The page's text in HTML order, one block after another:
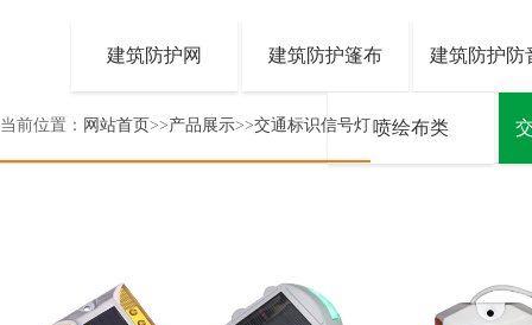
建筑防护网 建筑防护篷布 建筑防护防
喷绘布类
当前位置： 网站首页>>产品展示>>交通标识信号灯